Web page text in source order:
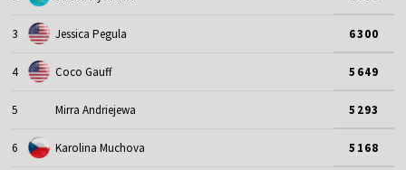
3 Jessica Pegula 6300
4 Coco Gauff 5649
5 Mirra Andriejewa 5293
6 Karolina Muchova 5168